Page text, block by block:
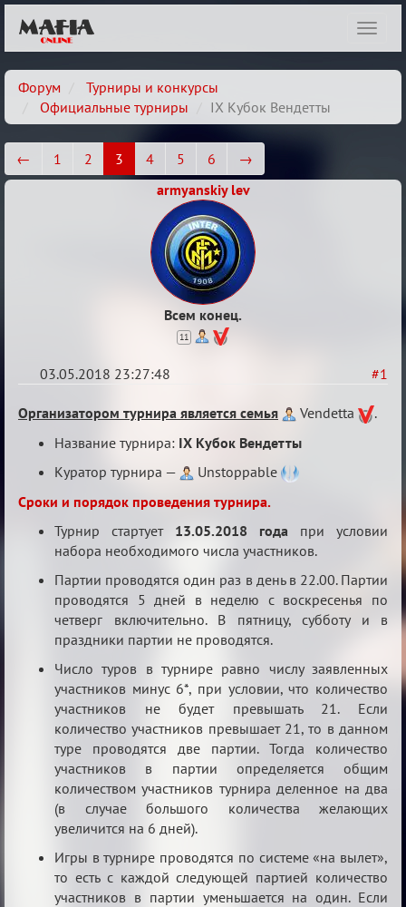
Форум
Турниры и конкурсы
Официальные турниры
IX Кубок Вендетты
← 1 2 3 4 5 6
→
armyanskiy lev
Всем конец.
11
#1
03.05.2018 23:27:48
IX
Кубок
Вендетты
Организатором турнира является семья Vendetta
.
Название турнира: IX Кубок Вендетты
Куратор турнира —
Unstoppable
Сроки и порядок проведения турнира.
Турнир стартует 13.05.2018 года при условии
набора необходимого числа участников.
Партии проводятся один раз в день в 22.00. Партии
проводятся 5 дней в неделю с воскресенья по
четверг включительно. В пятницу, субботу и в
праздники партии не проводятся.
Число туров в турнире равно числу заявленных
участников минус 6*, при условии, что количество
участников не будет превышать 21. Если
количество участников превышает 21, то в данном
туре проводятся две партии. Тогда количество
участников в партии определяется общим
количеством участников турнира деленное на два
(в случае большого количества желающих
увеличится на 6 дней).
Игры в турнире проводятся по системе «на вылет»,
то есть с каждой следующей партией количество
участников в партии уменьшается на один. Если